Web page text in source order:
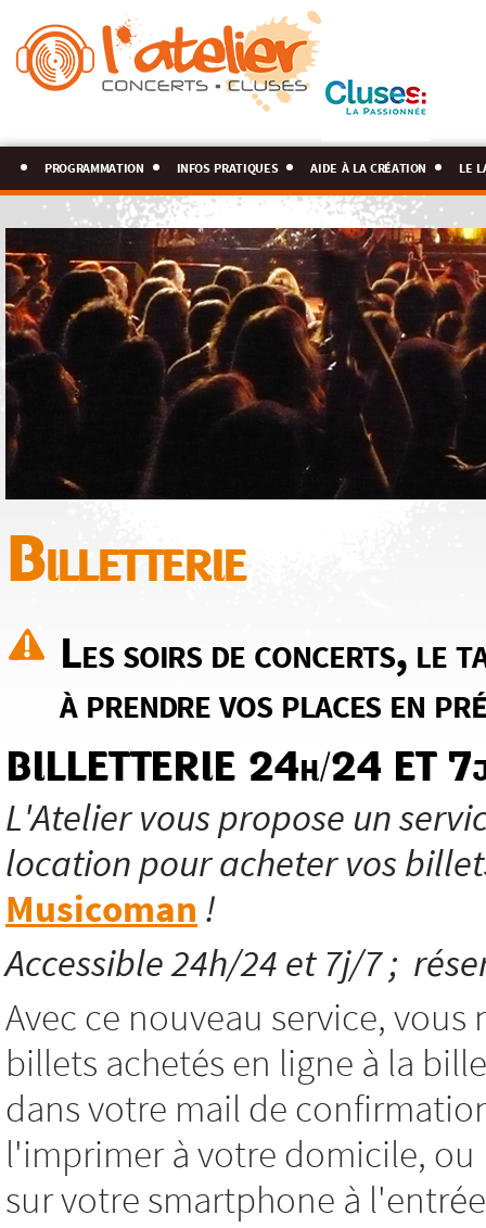
programmation infos pratiques aide à la création le
Billetterie
Les soirs de concerts, le
à prendre vos places en
BILLETTERIE 24h/24 ET
L'Atelier vous propose un
location pour acheter vos
Musicoman !
Accessible 24h/24 et 7j/7 ;
Avec ce nouveau service,
billets achetés en ligne à la
dans votre mail de
l'imprimer à votre domicile,
sur votre smartphone à